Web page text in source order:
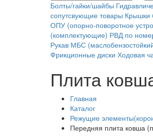
Болты/гайки/шайбы
сопутсвующие товары Крышки
ОПУ (опорно-поворотное
(комплектующие) РВД по
Рукав МБС
Фрикционные диски Ходовая
Плита
Главная
Каталог
Режущие
Передняя плита ковша